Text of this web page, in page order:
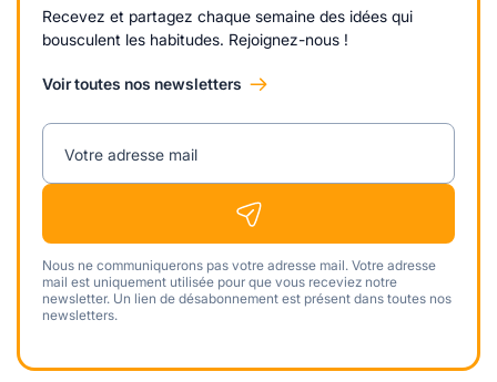
Recevez et partagez chaque semaine des idées qui
bousculent les habitudes. Rejoignez-nous !
Voir toutes nos newsletters
Votre adresse mail
Nous ne communiquerons pas votre adresse mail. Votre adresse
mail est uniquement utilisée pour que vous receviez notre
newsletter. Un lien de désabonnement est présent dans toutes nos
newsletters.